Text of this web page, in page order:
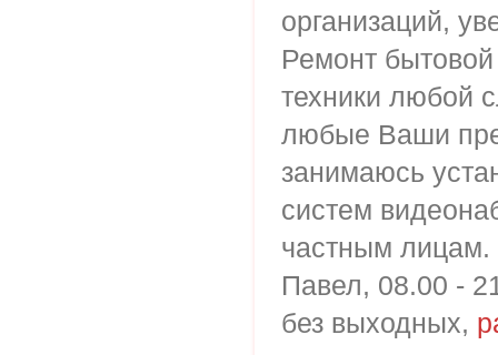
организаций,
Ремонт
техники любой
любые Ваши
занимаюсь
систем
частным лицам.
Павел, 08.00 -
без выходных,